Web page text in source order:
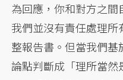
為回應，你和對方之間
我們並沒有責任處理
整報告書。但當我們
論點判斷成「理所當然